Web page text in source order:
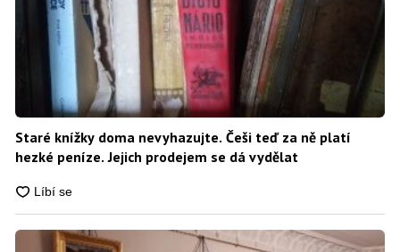
Staré knížky doma nevyhazujte. Češi teď za ně platí
hezké peníze. Jejich prodejem se dá vydělat